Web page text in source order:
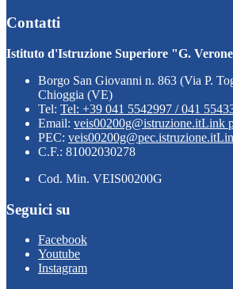
Contatti
Istituto d'Istruzione Superiore "G.
Borgo San Giovanni n. 863 (Via P.
Chioggia (VE)
Tel: Tel: +39 041 5542997 / 041
Email: veis00200g@istruzione.itLink
PEC: veis00200g@pec.istruzione.it
C.F.: 81002030278
Cod. Min. VEIS00200G
Seguici su
Facebook
Youtube
Instagram